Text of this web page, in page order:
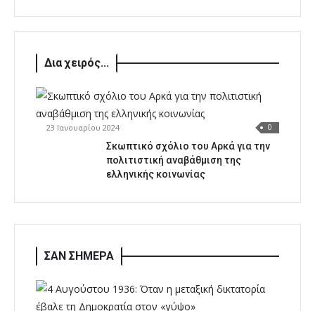
Δια χειρός...
23 Ιανουαρίου 2024 0
Σκωπτικό σχόλιο του Αρκά για την
πολιτιστική αναβάθμιση της
ελληνικής κοινωνίας
ΣΑΝ ΣΗΜΕΡΑ